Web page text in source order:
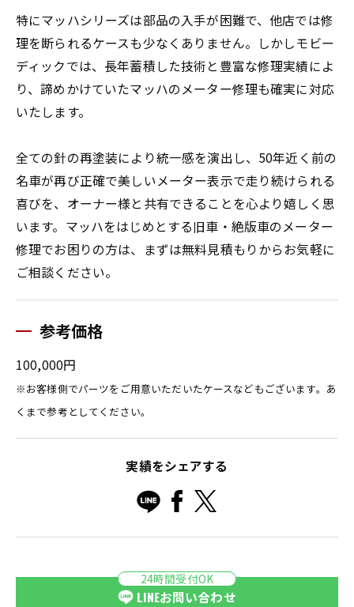
特にマッハシリーズは部品の入手が困難で、他店では修
理を断られるケースも少なくありません。しかしモビー
ディックでは、長年蓄積した技術と豊富な修理実績によ
り、諦めかけていたマッハのメーター修理も確実に対応
いたします。
全ての針の再塗装により統一感を演出し、50年近く前の
名車が再び正確で美しいメーター表示で走り続けられる
喜びを、オーナー様と共有できることを心より嬉しく思
います。マッハをはじめとする旧車・絶版車のメーター
修理でお困りの方は、まずは無料見積もりからお気軽に
ご相談ください。
参考価格
100,000円
※お客様側でパーツをご用意いただいたケースなどもございます。あ
くまで参考としてください。
実績をシェアする
24時間受付OK
LINEお問い合わせ